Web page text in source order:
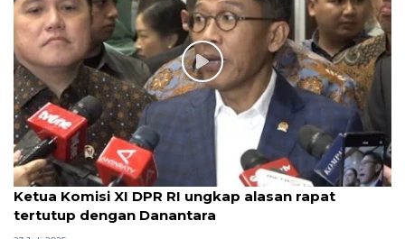
Ketua Komisi XI DPR RI ungkap alasan rapat
tertutup dengan Danantara